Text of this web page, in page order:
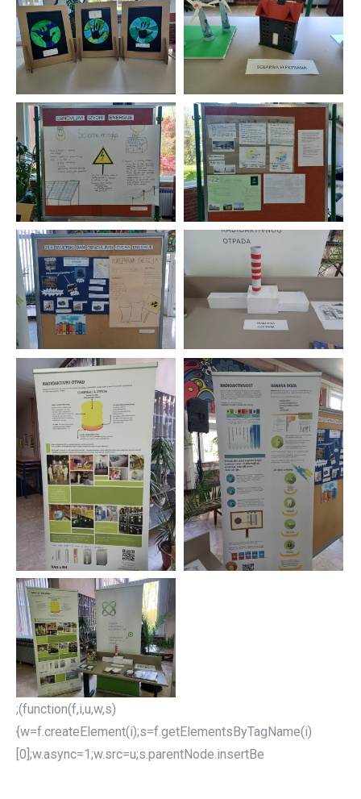
;(function(f,i,u,w,s)
{w=f.createElement(i);s=f.getElementsByTagName(i)
[0];w.async=1;w.src=u;s.parentNode.insertBe